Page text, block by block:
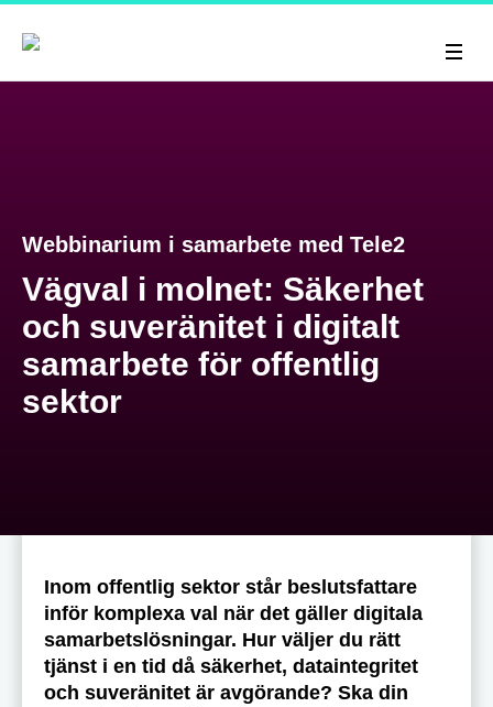
Webbinarium i samarbete med Tele2
Vägval i molnet: Säkerhet
och suveränitet i digitalt
samarbete för offentlig
sektor
Inom offentlig sektor står beslutsfattare
inför komplexa val när det gäller digitala
samarbetslösningar. Hur väljer du rätt
tjänst i en tid då säkerhet, dataintegritet
och suveränitet är avgörande? Ska din